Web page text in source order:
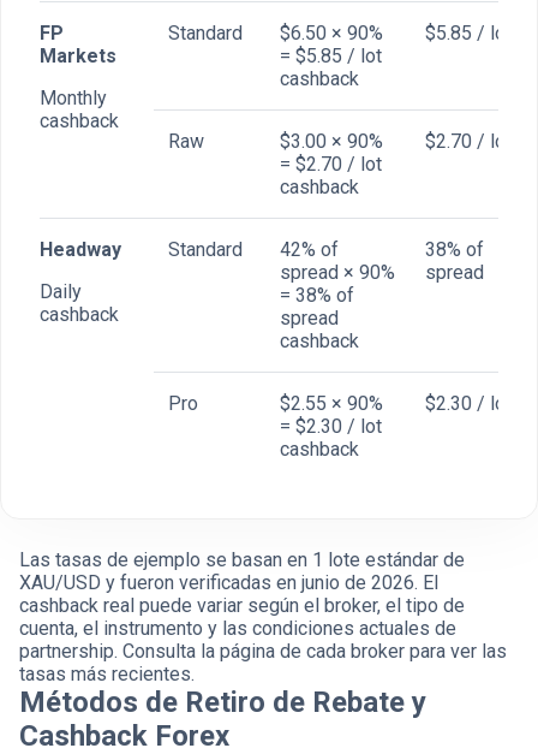
FP
Markets
Monthly
cashback
Standard
$6.50 × 90%
= $5.85 / lot
cashback
$5.85 / lot
Raw
$3.00 × 90%
= $2.70 / lot
cashback
$2.70 / lot
Headway
Daily
cashback
Standard
42% of
spread × 90%
= 38% of
spread
cashback
38% of
spread
Pro
$2.55 × 90%
= $2.30 / lot
cashback
$2.30 / lot
Las tasas de ejemplo se basan en 1 lote estándar de
XAU/USD y fueron verificadas en junio de 2026. El
cashback real puede variar según el broker, el tipo de
cuenta, el instrumento y las condiciones actuales de
partnership. Consulta la página de cada broker para ver las
tasas más recientes.
Métodos de Retiro de Rebate y
Cashback Forex